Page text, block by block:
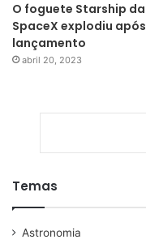
O foguete Starship da
SpaceX explodiu após
lançamento
abril 20, 2023
Temas
Astronomia